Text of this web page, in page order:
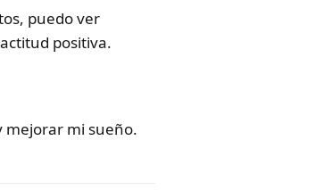
puedo ver
positiva.
mejorar mi sueño.